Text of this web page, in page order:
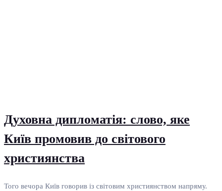
Духовна дипломатія: слово, яке
Київ промовив до світового
християнства
Того вечора Київ говорив із світовим християнством напряму.